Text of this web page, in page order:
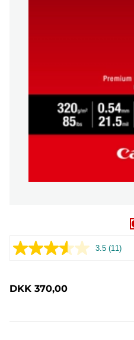
3.5 Læs
(11)
DKK 370,00